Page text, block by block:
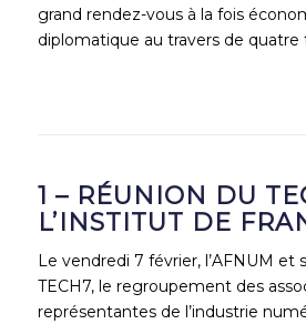
grand rendez-vous à la fois
diplomatique au travers de quatre
1 – RÉUNION DU
L’INSTITUT DE
Le vendredi 7 février, l’AFNUM et
TECH7, le regroupement des
représentantes de l’industrie